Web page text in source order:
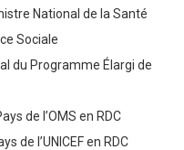
National de la Santé
Sociale
du Programme Élargi de
de l’OMS en RDC
de l’UNICEF en RDC